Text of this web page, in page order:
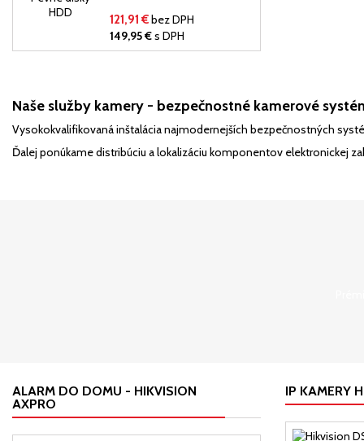
3.5 "s kapacitou 1 TB pre
bezpečnostné systémy, 64
MB vyrovnávacia pamäť,
121,91 €bez DPH
149,95 €s DPH
Naše služby kamery - bezpečnostné kamerové
Vysokokvalifikovaná inštalácia najmodernejších bezpečnostných
Ďalej ponúkame distribúciu a lokalizáciu komponentov elektronickej
ALARM DO DOMU - HIKVISION
AXPRO
IP KAMERY